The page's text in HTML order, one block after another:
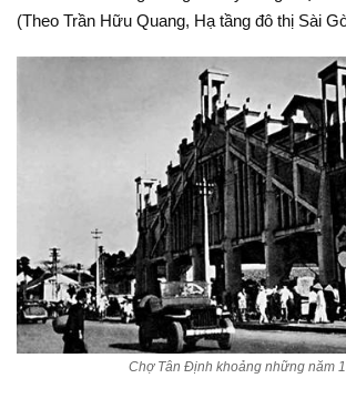
(Theo Trần Hữu Quang, Hạ tầng đô thị Sài
Chợ Tân Định khoảng những năm